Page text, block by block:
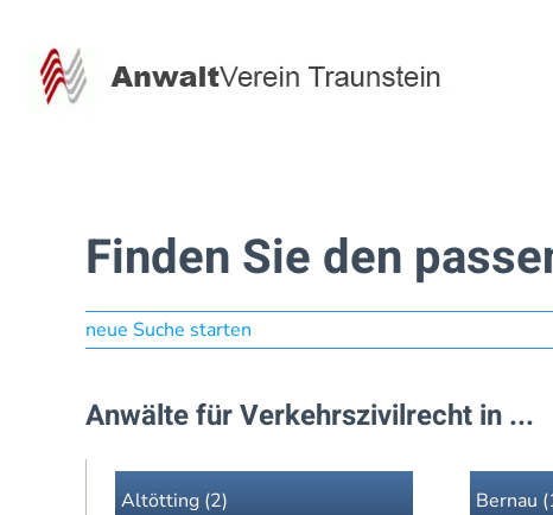
Zum Hauptinhalt springen
Finden Sie den
neue Suche starten
Anwälte für Verkehrszivilrecht in ...
Altötting (2) Bernau